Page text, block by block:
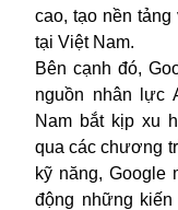
cao, tạo nền
tại Việt Nam.
Bên cạnh đó,
nguồn nhân lực
Nam bắt kịp xu
qua các chương
kỹ năng, Google
động những